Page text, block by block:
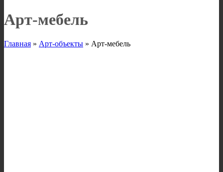
Арт-мебель
Главная » Арт-объекты » Арт-мебель